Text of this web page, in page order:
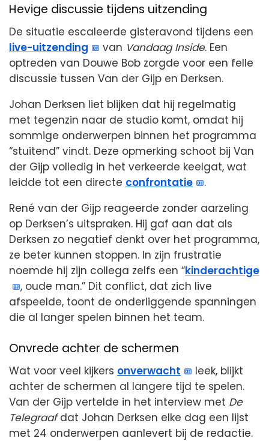
Hevige discussie tijdens uitzending
De situatie escaleerde gisteravond tijdens een
live-uitzending
van Vandaag Inside. Een
optreden van Douwe Bob zorgde voor een felle
discussie tussen Van der Gijp en Derksen.
Johan Derksen liet blijken dat hij regelmatig
met tegenzin naar de studio komt, omdat hij
sommige onderwerpen binnen het programma
“stuitend” vindt. Deze opmerking schoot bij Van
der Gijp volledig in het verkeerde keelgat, wat
leidde tot een directe confrontatie
.
René van der Gijp reageerde zonder aarzeling
op Derksen’s uitspraken. Hij gaf aan dat als
Derksen zo negatief denkt over het programma,
ze beter kunnen stoppen. In zijn frustratie
noemde hij zijn collega zelfs een “kinderachtige
, oude man.” Dit conflict, dat zich live
afspeelde, toont de onderliggende spanningen
die al langer spelen binnen het team.
Onvrede achter de schermen
Wat voor veel kijkers onverwacht
leek, blijkt
achter de schermen al langere tijd te spelen.
Van der Gijp vertelde in het interview met De
Telegraafdat Johan Derksen elke dag een lijst
met 24 onderwerpen aanlevert bij de redactie.